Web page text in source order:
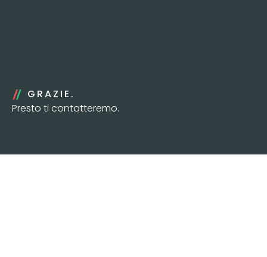
GRAZIE.
Presto ti contatteremo.